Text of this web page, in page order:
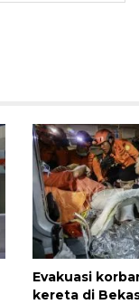
Evakuasi
kereta di